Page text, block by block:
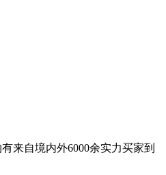
来自境内外6000余实力买家到